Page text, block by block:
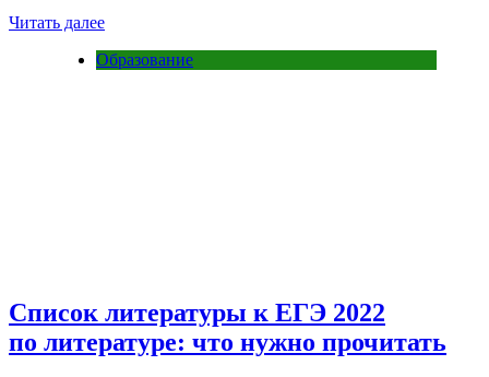
Читать далее
Образование
Список литературы к ЕГЭ 2022
по литературе: что нужно прочитать